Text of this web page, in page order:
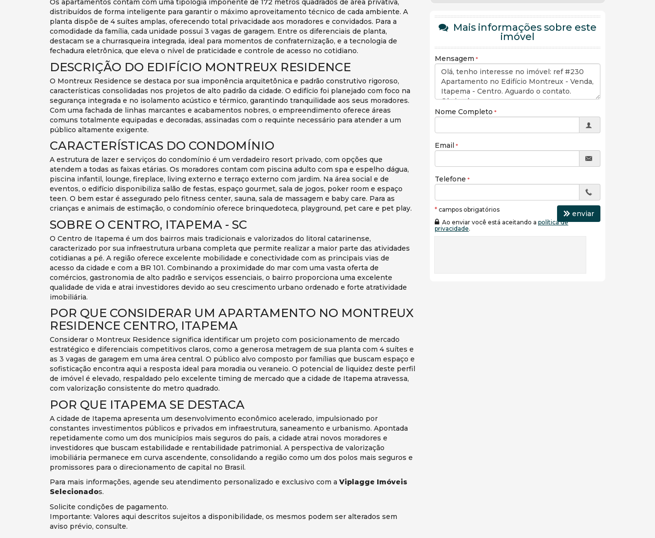
Os apartamentos contam com uma tipologia imponente de 172 metros quadrados de área privativa,
distribuídos de forma inteligente para garantir o máximo aproveitamento técnico de cada ambiente. A
planta dispõe de 4 suítes amplas, oferecendo total privacidade aos moradores e convidados. Para a
comodidade da família, cada unidade possui 3 vagas de garagem. Entre os diferenciais de planta,
destacam se a churrasqueira integrada, ideal para momentos de confraternização, e a tecnologia de
fechadura eletrônica, que eleva o nível de praticidade e controle de acesso no cotidiano.
DESCRIÇÃO DO EDIFÍCIO MONTREUX RESIDENCE
O Montreux Residence se destaca por sua imponência arquitetônica e padrão construtivo rigoroso,
características consolidadas nos projetos de alto padrão da cidade. O edifício foi planejado com foco na
segurança integrada e no isolamento acústico e térmico, garantindo tranquilidade aos seus moradores.
Com uma fachada de linhas marcantes e acabamentos nobres, o empreendimento oferece áreas
comuns totalmente equipadas e decoradas, assinadas com o requinte necessário para atender a um
público altamente exigente.
CARACTERÍSTICAS DO CONDOMÍNIO
A estrutura de lazer e serviços do condomínio é um verdadeiro resort privado, com opções que
atendem a todas as faixas etárias. Os moradores contam com piscina adulto com spa e espelho dágua,
piscina infantil, lounge, fireplace, living externo e terraço externo com jardim. Na área social e de
eventos, o edifício disponibiliza salão de festas, espaço gourmet, sala de jogos, poker room e espaço
teen. O bem estar é assegurado pelo fitness center, sauna, sala de massagem e baby care. Para as
crianças e animais de estimação, o condomínio oferece brinquedoteca, playground, pet care e pet play.
SOBRE O CENTRO, ITAPEMA - SC
O Centro de Itapema é um dos bairros mais tradicionais e valorizados do litoral catarinense,
caracterizado por sua infraestrutura urbana completa que permite realizar a maior parte das atividades
cotidianas a pé. A região oferece excelente mobilidade e conectividade com as principais vias de
acesso da cidade e com a BR 101. Combinando a proximidade do mar com uma vasta oferta de
comércios, gastronomia de alto padrão e serviços essenciais, o bairro proporciona uma excelente
qualidade de vida e atrai investidores devido ao seu crescimento urbano ordenado e forte atratividade
imobiliária.
POR QUE CONSIDERAR UM APARTAMENTO NO MONTREUX
RESIDENCE CENTRO, ITAPEMA
Considerar o Montreux Residence significa identificar um projeto com posicionamento de mercado
estratégico e diferenciais competitivos claros, como a generosa metragem de sua planta com 4 suítes e
as 3 vagas de garagem em uma área central. O público alvo composto por famílias que buscam espaço e
sofisticação encontra aqui a resposta ideal para moradia ou veraneio. O potencial de liquidez deste perfil
de imóvel é elevado, respaldado pelo excelente timing de mercado que a cidade de Itapema atravessa,
com valorização consistente do metro quadrado.
POR QUE ITAPEMA SE DESTACA
A cidade de Itapema apresenta um desenvolvimento econômico acelerado, impulsionado por
constantes investimentos públicos e privados em infraestrutura, saneamento e urbanismo. Apontada
repetidamente como um dos municípios mais seguros do país, a cidade atrai novos moradores e
investidores que buscam estabilidade e rentabilidade patrimonial. A perspectiva de valorização
imobiliária permanece em curva ascendente, consolidando a região como um dos polos mais seguros e
promissores para o direcionamento de capital no Brasil.
Para mais informações, agende seu atendimento personalizado e exclusivo com a Viplagge Imóveis
Selecionados.
Solicite condições de pagamento.
Importante: Valores aqui descritos sujeitos a disponibilidade, os mesmos podem ser alterados sem
aviso prévio, consulte.
Mais informações sobre este
imóvel
Mensagem
Nome Completo
Email
Telefone
* campos obrigatórios
Ao enviar você está aceitando a política de
privacidade.
enviar